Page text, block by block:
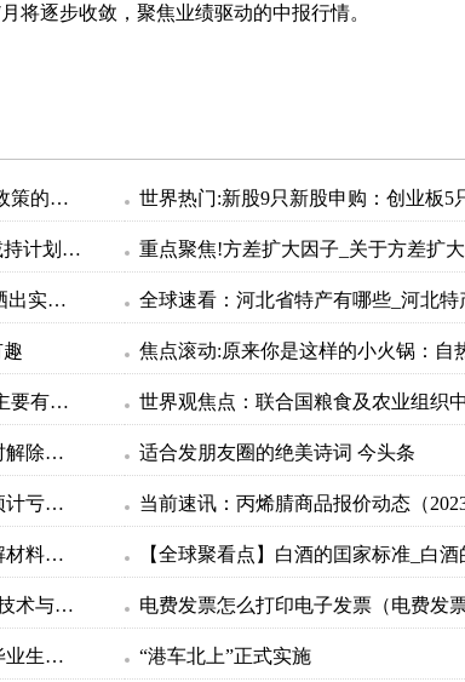
将逐步收敛，聚焦业绩驱动的中报行情。
中信证券：7月A股将进入业绩和政策的验证期
A股“减持风暴” 单日17家股东抛减持计划_世界热点评
长治潞城区：”一把手“登台答卷 晒出实绩赛出干劲|环球视点
股票投资有什么技巧 股票新开户主要有哪些步骤-时快讯
世界观察：中央气象台7月2日18时解除高温黄色预警 适合发朋友圈的绝美诗词 今头条
世界球精选！冀凯股份：上半年预计亏损1600万元–2100万元
播报：选择很关键！2023年可降解材料股票概念有哪些？（7月2日）
仪表技术与传感器期刊官网_仪表技术与传感器官网
专场招聘、优化政策……各地为毕业生就业创业保驾护航 环球观天下 “港车北上”正式实施